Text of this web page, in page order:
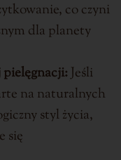
co czyni
dla planety
Jeśli
na naturalnych
styl życia,
się